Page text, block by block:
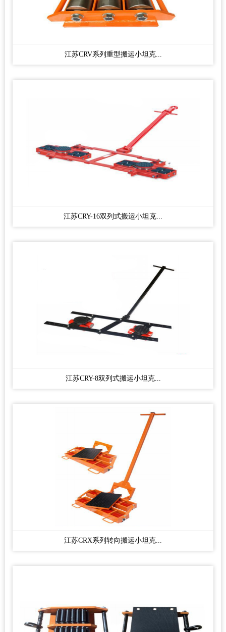
江苏CRV系列重型搬运小坦克...
江苏CRY-16双列式搬运小坦克...
江苏CRY-8双列式搬运小坦克...
江苏CRX系列转向搬运小坦克...